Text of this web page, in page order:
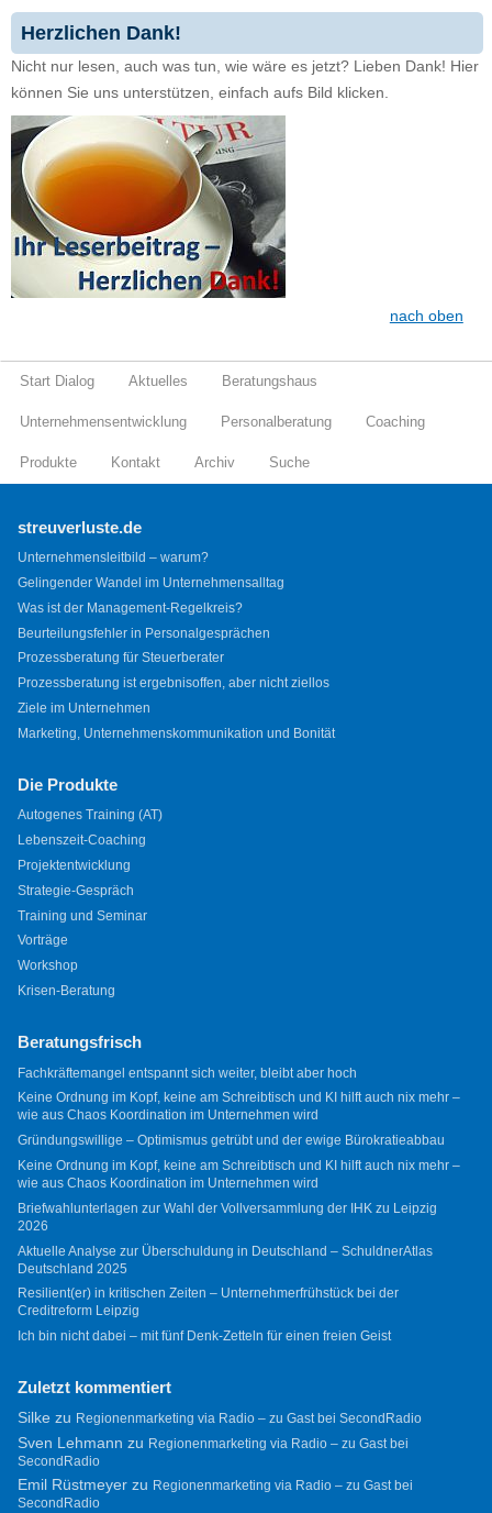
Herzlichen Dank!
Nicht nur lesen, auch was tun, wie wäre es jetzt? Lieben Dank! Hier
können Sie uns unterstützen, einfach aufs Bild klicken.
nach oben
Start Dialog Aktuelles Beratungshaus
Unternehmensentwicklung Personalberatung Coaching
Produkte Kontakt Archiv Suche
streuverluste.de
Unternehmensleitbild – warum?
Gelingender Wandel im Unternehmensalltag
Was ist der Management-Regelkreis?
Beurteilungsfehler in Personalgesprächen
Prozessberatung für Steuerberater
Prozessberatung ist ergebnisoffen, aber nicht ziellos
Ziele im Unternehmen
Marketing, Unternehmenskommunikation und Bonität
Die Produkte
Autogenes Training (AT)
Lebenszeit-Coaching
Projektentwicklung
Strategie-Gespräch
Training und Seminar
Vorträge
Workshop
Krisen-Beratung
Beratungsfrisch
Fachkräftemangel entspannt sich weiter, bleibt aber hoch
Keine Ordnung im Kopf, keine am Schreibtisch und KI hilft auch nix mehr –
wie aus Chaos Koordination im Unternehmen wird
Gründungswillige – Optimismus getrübt und der ewige Bürokratieabbau
Keine Ordnung im Kopf, keine am Schreibtisch und KI hilft auch nix mehr –
wie aus Chaos Koordination im Unternehmen wird
Briefwahlunterlagen zur Wahl der Vollversammlung der IHK zu Leipzig
2026
Aktuelle Analyse zur Überschuldung in Deutschland – SchuldnerAtlas
Deutschland 2025
Resilient(er) in kritischen Zeiten – Unternehmerfrühstück bei der
Creditreform Leipzig
Ich bin nicht dabei – mit fünf Denk-Zetteln für einen freien Geist
Zuletzt kommentiert
Silkezu Regionenmarketing via Radio – zu Gast bei SecondRadio
Sven Lehmann zu Regionenmarketing via Radio – zu Gast bei
SecondRadio
Emil Rüstmeyerzu Regionenmarketing via Radio – zu Gast bei
SecondRadio